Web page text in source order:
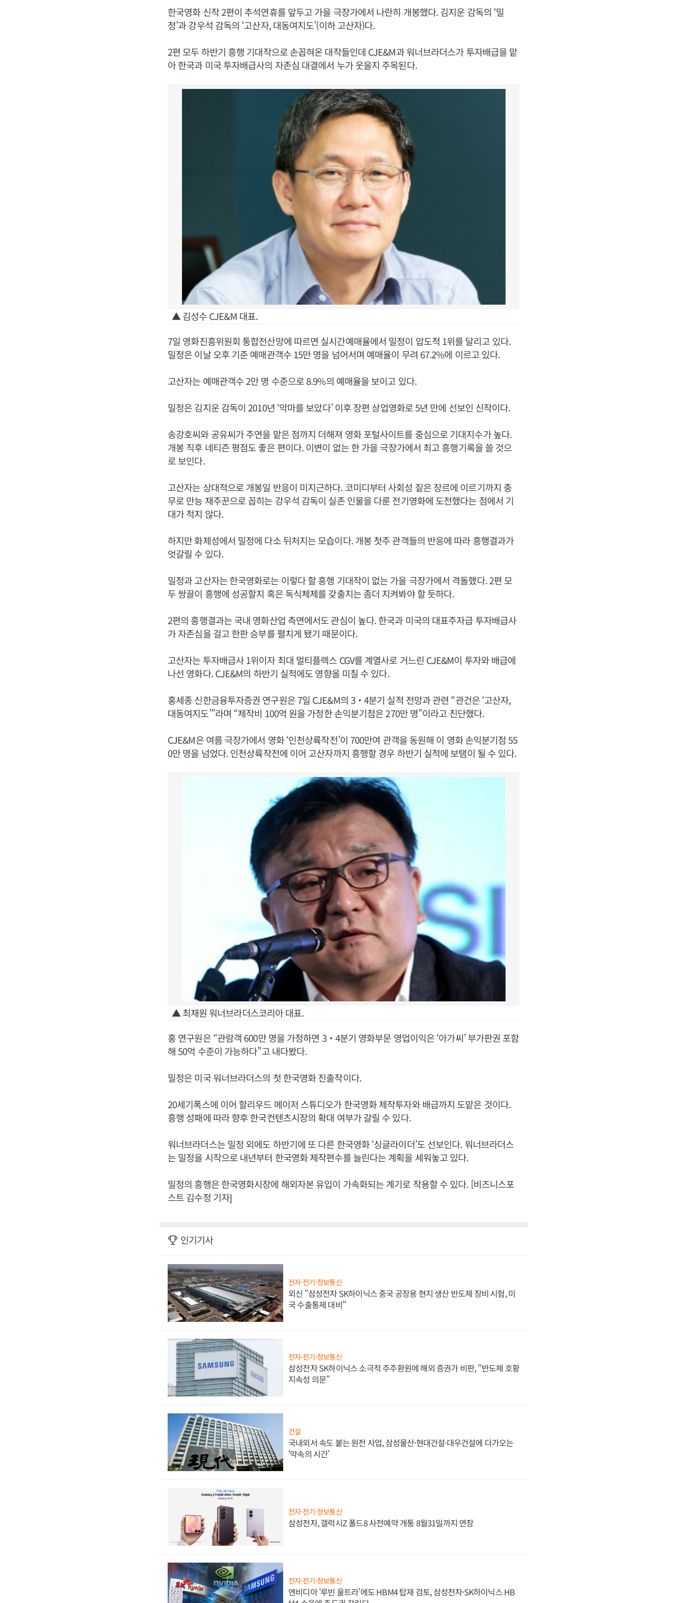
한국영화 신작 2편이 추석연휴를 앞두고 가을 극장가에서 나란히 개봉했다. 김지운 감독의 ‘밀
정’과 강우석 감독의 ‘고산자, 대동여지도’(이하 고산자)다.
2편 모두 하반기 흥행 기대작으로 손꼽혀온 대작들인데 CJE&M과 워너브라더스가 투자배급을 맡
아 한국과 미국 투자배급사의 자존심 대결에서 누가 웃을지 주목된다.
▲ 김성수 CJE&M 대표.
7일 영화진흥위원회 통합전산망에 따르면 실시간예매율에서 밀정이 압도적 1위를 달리고 있다.
밀정은 이날 오후 기준 예매관객수 15만 명을 넘어서며 예매율이 무려 67.2%에 이르고 있다.
고산자는 예매관객수 2만 명 수준으로 8.9%의 예매율을 보이고 있다.
밀정은 김지운 감독이 2010년 ‘악마를 보았다’ 이후 장편 상업영화로 5년 만에 선보인 신작이다.
송강호씨와 공유씨가 주연을 맡은 점까지 더해져 영화 포털사이트를 중심으로 기대지수가 높다.
개봉 직후 네티즌 평점도 좋은 편이다. 이변이 없는 한 가을 극장가에서 최고 흥행기록을 쓸 것으
로 보인다.
고산자는 상대적으로 개봉일 반응이 미지근하다. 코미디부터 사회성 짙은 장르에 이르기까지 충
무로 만능 재주꾼으로 꼽히는 강우석 감독이 실존 인물을 다룬 전기영화에 도전했다는 점에서 기
대가 적지 않다.
하지만 화제성에서 밀정에 다소 뒤처지는 모습이다. 개봉 첫주 관객들의 반응에 따라 흥행결과가
엇갈릴 수 있다.
밀정과 고산자는 한국영화로는 이렇다 할 흥행 기대작이 없는 가을 극장가에서 격돌했다. 2편 모
두 쌍끌이 흥행에 성공할지 혹은 독식체제를 갖출지는 좀더 지켜봐야 할 듯하다.
2편의 흥행결과는 국내 영화산업 측면에서도 관심이 높다. 한국과 미국의 대표주자급 투자배급사
가 자존심을 걸고 한판 승부를 펼치게 됐기 때문이다.
고산자는 투자배급사 1위이자 최대 멀티플렉스 CGV를 계열사로 거느린 CJE&M이 투자와 배급에
나선 영화다. CJE&M의 하반기 실적에도 영향을 미칠 수 있다.
홍세종 신한금융투자증권 연구원은 7일 CJE&M의 3‧4분기 실적 전망과 관련 “관건은 ‘고산자,
대동여지도’”라며 “제작비 100억 원을 가정한 손익분기점은 270만 명”이라고 진단했다.
CJE&M은 여름 극장가에서 영화 ‘인천상륙작전’이 700만여 관객을 동원해 이 영화 손익분기점 55
0만 명을 넘었다. 인천상륙작전에 이어 고산자까지 흥행할 경우 하반기 실적에 보탬이 될 수 있다.
▲ 최재원 워너브라더스코리아 대표.
홍 연구원은 “관람객 600만 명을 가정하면 3‧4분기 영화부문 영업이익은 ‘아가씨’ 부가판권 포함
해 50억 수준이 가능하다”고 내다봤다.
밀정은 미국 워너브라더스의 첫 한국영화 진출작이다.
20세기폭스에 이어 할리우드 메이저 스튜디오가 한국영화 제작투자와 배급까지 도맡은 것이다.
흥행 성패에 따라 향후 한국컨텐츠시장의 확대 여부가 갈릴 수 있다.
워너브라더스는 밀정 외에도 하반기에 또 다른 한국영화 ‘싱글라이더’도 선보인다. 워너브라더스
는 밀정을 시작으로 내년부터 한국영화 제작편수를 늘린다는 계획을 세워놓고 있다.
밀정의 흥행은 한국영화시장에 해외자본 유입이 가속화되는 계기로 작용할 수 있다. [비즈니스포
스트 김수정 기자]
인기기사
전자·전기·정보통신
외신 "삼성전자 SK하이닉스 중국 공장용 현지 생산 반도체 장비 시험, 미
국 수출통제 대비"
전자·전기·정보통신
삼성전자 SK하이닉스 소극적 주주환원에 해외 증권가 비판, "반도체 호황
지속성 의문"
건설
국내외서 속도 붙는 원전 사업, 삼성물산·현대건설·대우건설에 다가오는
'약속의 시간'
전자·전기·정보통신
삼성전자, 갤럭시Z 폴드8 사전예약 개통 8월31일까지 연장
전자·전기·정보통신
엔비디아 '루빈 울트라'에도 HBM4 탑재 검토, 삼성전자·SK하이닉스 HB